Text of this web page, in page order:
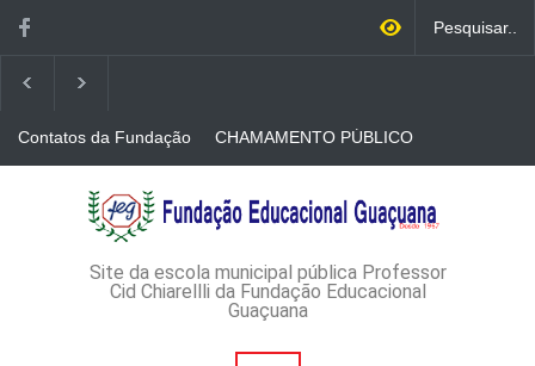
Contatos da Fundação
CHAMAMENTO PÚBLICO
CREDENCIAMENTO DE
IMPRESSOS
AVISO DE DISPENSA DE
LICITAÇÃO - DISPENSA DE
LICITAÇÃO Nº 53/2026-
ADMINISTRATIVO Nº
Site da escola municipal pública Professor
Cid Chiarellli da Fundação Educacional
Guaçuana